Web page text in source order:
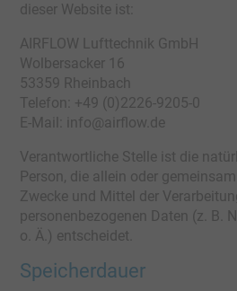
dieser Website ist:
AIRFLOW Lufttechnik GmbH
Wolbersacker 16
53359 Rheinbach
Telefon: +49 (0)2226-9205-0
E-Mail: info@airflow.de
Verantwortliche Stelle ist die
Person, die allein oder
Zwecke und Mittel der
personenbezogenen Daten (z. B.
o. Ä.) entscheidet.
Speicherdauer